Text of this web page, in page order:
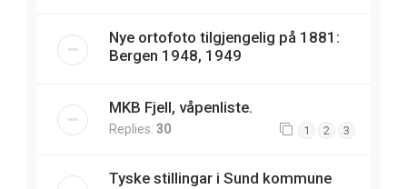
Nye ortofoto tilgjengelig på 1881:
Bergen 1948, 1949
MKB Fjell, våpenliste.
Replies: 30 1 2 3
Tyske stillingar i Sund kommune